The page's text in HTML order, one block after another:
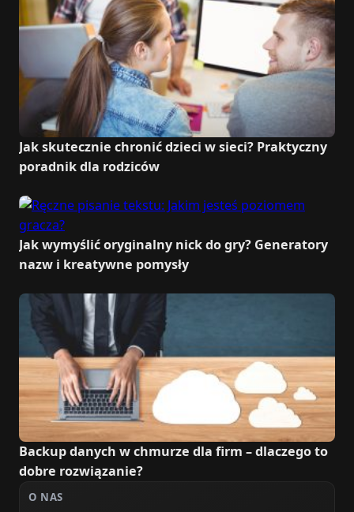
Jak skutecznie chronić dzieci w sieci? Praktyczny
poradnik dla rodziców
Jak wymyślić oryginalny nick do gry? Generatory
nazw i kreatywne pomysły
Backup danych w chmurze dla firm – dlaczego to
dobre rozwiązanie?
O NAS